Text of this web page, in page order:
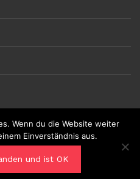
|Theme: Blaskan by
Wenn du die Website weiter
Einverständnis aus.
und ist OK